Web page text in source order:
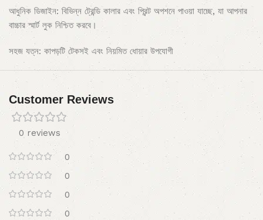
আধুনিক ডিজাইন: বিভিন্ন ট্রেন্ডি কালার এবং প্রিন্ট অপশনে পাওয়া যাচ্ছে, যা আপনার
বাচ্চার স্মার্ট লুক নিশ্চিত করবে।
সহজ যত্ন: কাপড়টি টেকসই এবং নিয়মিত ধোয়ার উপযোগী
Customer Reviews
0 reviews
0
0
0
0